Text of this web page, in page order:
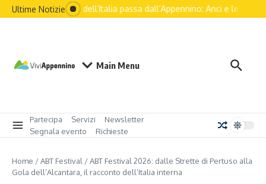
Ultime NotizieIl futuro dell’Italia passa dall’Appennino: Anci e le
Main Menu
Partecipa Servizi
Newsletter
Segnala evento
Richieste
Home /ABT Festival /ABT Festival 2026: dalle Strette di Pertuso alla
Gola dell’Alcantara, il racconto dell’Italia interna